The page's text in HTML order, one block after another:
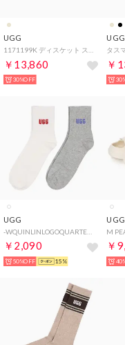
UGG
1171199K ディスケット スリッポン （サンド）
￥13,860
30%OFF
UGG
￥
UGG
￥2,090
50%OFF 15%
UGG
￥